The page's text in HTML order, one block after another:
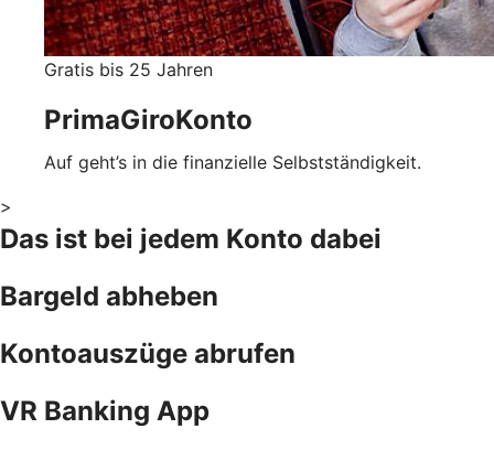
Gratis bis 25 Jahren
PrimaGiroKonto
Auf geht’s in die finanzielle Selbstständigkeit.
>
Das ist bei jedem Konto dabei
Bargeld abheben
Kontoauszüge abrufen
VR Banking App